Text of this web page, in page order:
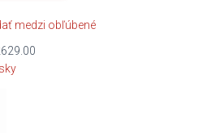
medzi obľúbené